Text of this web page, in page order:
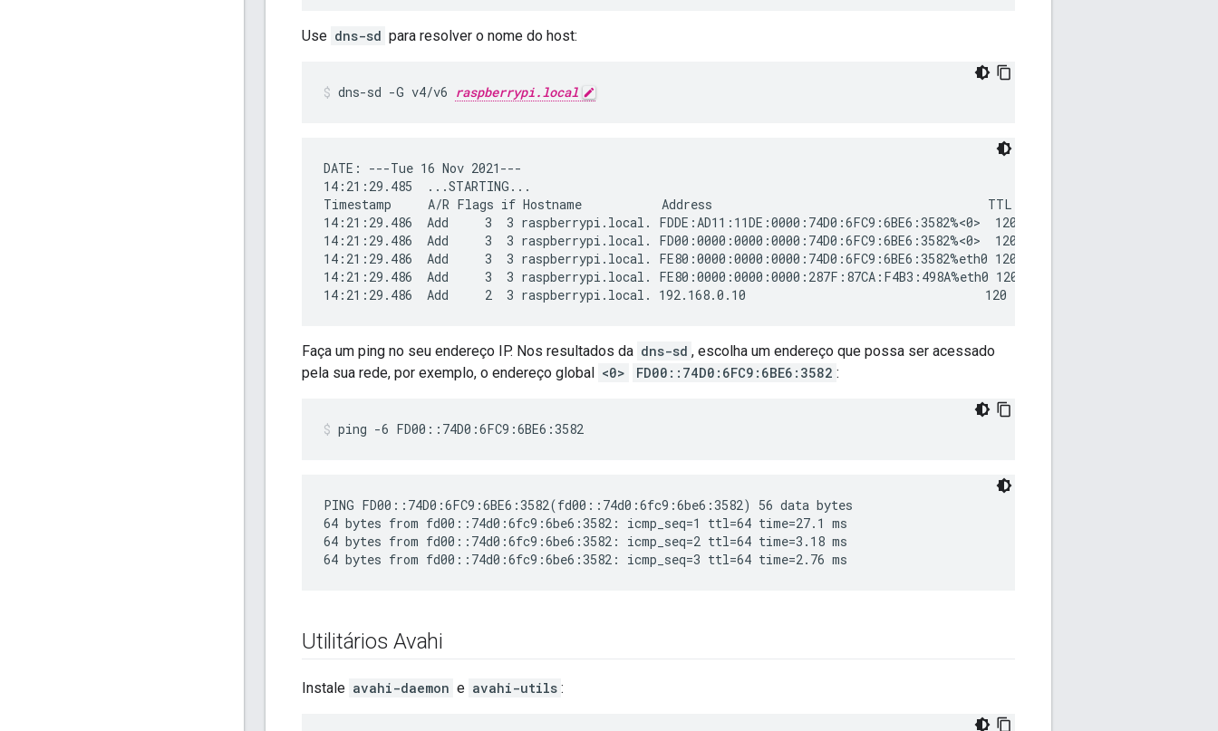
Use dns-sd para resolver o nome do host:
dns-sd -G v4/v6 raspberrypi.local
DATE: ---Tue 16 Nov 2021---
14:21:29.485  ...STARTING...
Timestamp     A/R Flags if Hostname           Address                                      TTL
14:21:29.486  Add     3  3 raspberrypi.local. FDDE:AD11:11DE:0000:74D0:6FC9:6BE6:3582%<0>  120
14:21:29.486  Add     3  3 raspberrypi.local. FD00:0000:0000:0000:74D0:6FC9:6BE6:3582%<0>  120
14:21:29.486  Add     3  3 raspberrypi.local. FE80:0000:0000:0000:74D0:6FC9:6BE6:3582%eth0 120
14:21:29.486  Add     3  3 raspberrypi.local. FE80:0000:0000:0000:287F:87CA:F4B3:498A%eth0 120
Faça um ping no seu endereço IP. Nos resultados da dns-sd , escolha um endereço que possa ser acessado
pela sua rede, por exemplo, o endereço global <0> FD00::74D0:6FC9:6BE6:3582 :
ping -6 FD00::74D0:6FC9:6BE6:3582
PING FD00::74D0:6FC9:6BE6:3582(fd00::74d0:6fc9:6be6:3582) 56 data bytes
64 bytes from fd00::74d0:6fc9:6be6:3582: icmp_seq=1 ttl=64 time=27.1 ms
64 bytes from fd00::74d0:6fc9:6be6:3582: icmp_seq=2 ttl=64 time=3.18 ms
Utilitários Avahi
Instale avahi-daemon e avahi-utils :